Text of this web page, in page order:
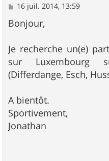
M
s
s
g
e
16 juil. 2014, 13:59
Bonjour,
Je recherche un(e)
sur Luxembourg
(Differdange, Esch,
A bientôt.
Sportivement,
Jonathan